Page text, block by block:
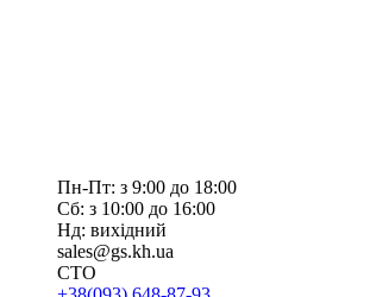
Пн-Пт: з 9:00 до 18:00
Сб: з 10:00 до 16:00
Нд: вихідний
sales@gs.kh.ua
СТО